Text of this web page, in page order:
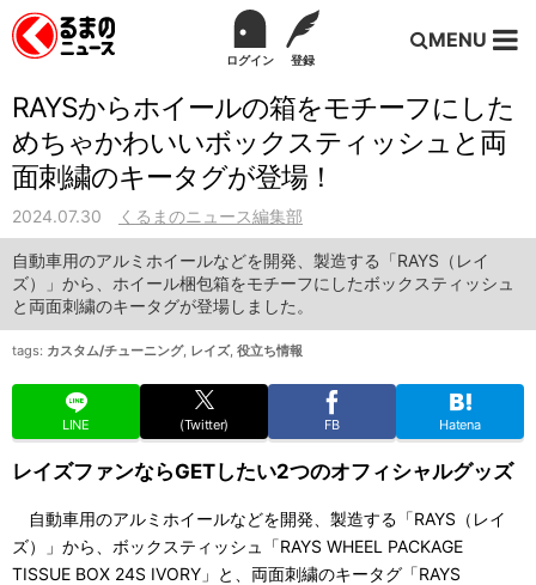
ログイン 登録
MENU
RAYSからホイールの箱をモチーフにした
めちゃかわいいボックスティッシュと両
面刺繍のキータグが登場！
2024.07.30 くるまのニュース編集部
自動車用のアルミホイールなどを開発、製造する「RAYS（レイ
ズ）」から、ホイール梱包箱をモチーフにしたボックスティッシュ
と両面刺繍のキータグが登場しました。
tags: カスタム/チューニング, レイズ, 役立ち情報
LINE (Twitter) FB Hatena
レイズファンならGETしたい2つのオフィシャルグッズ
自動車用のアルミホイールなどを開発、製造する「RAYS（レイ
ズ）」から、ボックスティッシュ「RAYS WHEEL PACKAGE
TISSUE BOX 24S IVORY」と、両面刺繍のキータグ「RAYS